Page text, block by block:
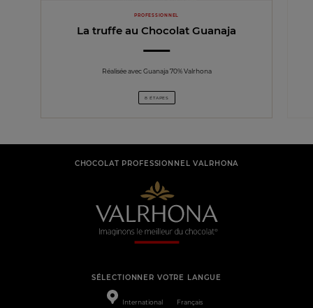
PROFESSIONNEL
La truffe au Chocolat Guanaja
Réalisée avec Guanaja 70% Valrhona
8 ÉTAPES
CHOCOLAT PROFESSIONNEL VALRHONA
SÉLECTIONNER VOTRE LANGUE
International Français